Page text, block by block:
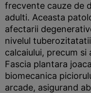
frecvente cauze de
adulti. Aceasta
afectarii
nivelul
calcaiului, precum
Fascia plantara
biomecanica
arcade, asigurand